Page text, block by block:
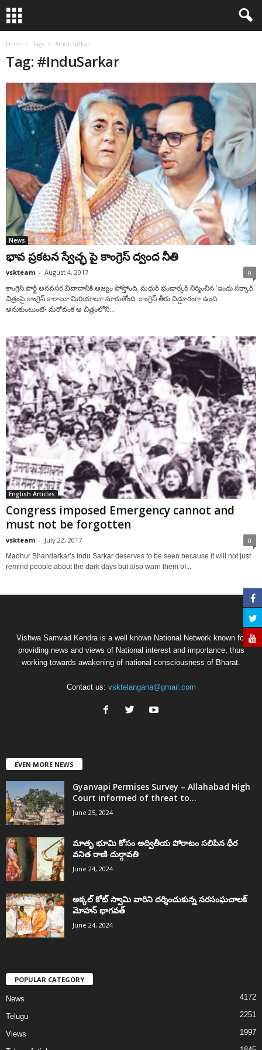
Home Tags #InduSarkar
Tag: #InduSarkar
News
భావ ప్రకటన స్వేచ్ఛ పై కాంగ్రెస్ ద్వంద నీతి
vskteam - August 4, 2017 0
కాంగ్రెస్‌ పార్టీ అనవసర వివాదానికి ఆజ్యం పోస్తోంది. మధుర్‌ భండార్కర్‌ నిర్మించిన ‘ఇందు సర్కార్‌’
చిత్రంపై కాంగ్రెస్‌ కారాలూ మిరియాలూ నూరుతోంది. కాంగ్రెస్‌ తీరు విడ్డూరంగా ఉంది
అనుకుంటుంటే- మరోవంక ఆ చిత్రంలోని...
English Articles
Congress imposed Emergency cannot and
must not be forgotten
vskteam - July 22, 2017 0
Madhur Bhandarkar’s Indu Sarkar deserves to be seen because it will not just
remind people about the dark days but also warn them of...
Vishwa Samvad Kendra is a well known National Network known for
providing news and views of National interest and importance, thus
working towards awakening of national consciousness of Bharat.
Contact us: vsktelangana@gmail.com
EVEN MORE NEWS
Gyanvapi Permises Survey – Allahabad High
Court informed of threat to...
June 25, 2024
మాతృ భూమి కోసం అద్వితీయ పోరాటం సలిపిన ధీర
వనిత రాణి దుర్గావతి
June 24, 2024
అక్కల్‌ కోట్‌ స్వామి వారిని దర్శించుకున్న సరసంఘచాలక్
మోహన్ భాగవత్
June 24, 2024
POPULAR CATEGORY
News 4172
Telugu 2251
Views 1997